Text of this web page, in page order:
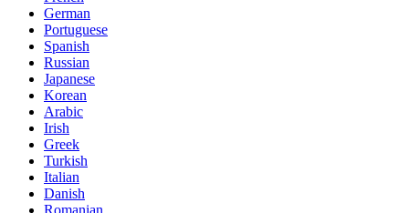
German
Portuguese
Spanish
Russian
Japanese
Korean
Arabic
Irish
Greek
Turkish
Italian
Danish
Romanian